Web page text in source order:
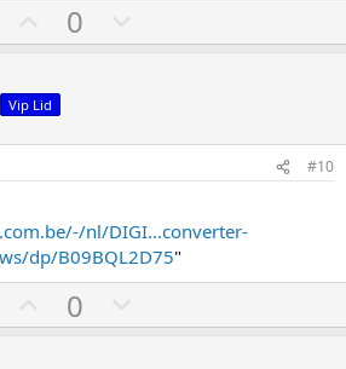
t
m
o
h
o
o
g
0
t
o
l
a
a
g
Vip Lid
#10
nl/DIGI...converter-
dp/B09BQL2D75"
t
0
t